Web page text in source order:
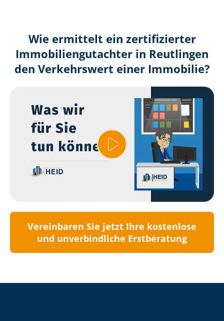
Wie ermittelt ein zertifizierter
Immobilien­gutachter in Reutlingen
den Verkehrswert einer Immobilie?
Vereinbaren Sie jetzt Ihre kostenlose
und unverbindliche Erstberatung